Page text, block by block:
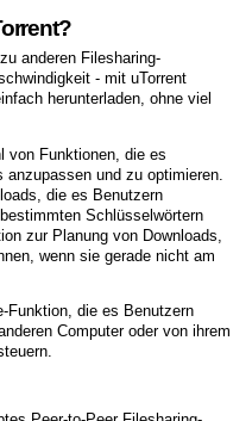
anderen Filesharing-
- mit uTorrent
herunterladen, ohne viel
von Funktionen, die es
und zu optimieren.
die es Benutzern
Schlüsselwörtern
zur Planung von Downloads,
wenn sie gerade nicht am
Funktion, die es Benutzern
Computer oder von ihrem